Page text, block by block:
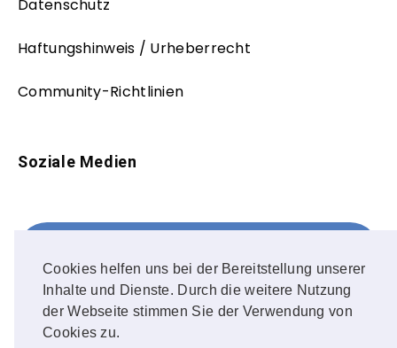
Cookies helfen uns bei der Bereitstellung unserer
Inhalte und Dienste. Durch die weitere Nutzung
der Webseite stimmen Sie der Verwendung von
Cookies zu.
Datenschutz
Haftungshinweis / Urheberrecht
Community-Richtlinien
Soziale Medien
FOLLOW ME!
Instagram
OUR PHOTOS!